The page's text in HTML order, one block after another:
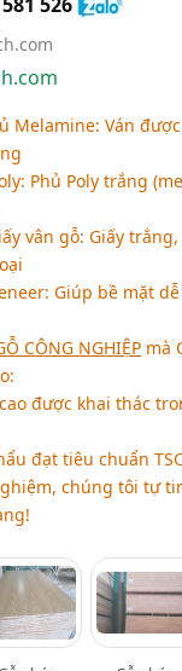
Melamine: Ván
Phủ Poly trắng
vân gỗ: Giấy
Giúp bề mặt
CÔNG NGHIỆP mà
được khai thác
đạt tiêu chuẩn
chúng tôi tự